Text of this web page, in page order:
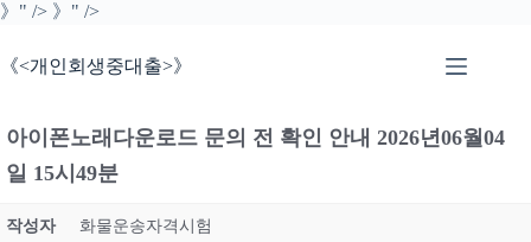
》" /> 》" />본
으
너
뛰
기
《<개인회생중대출>》
아이폰노래다운로드 문의 전 확인 안내 2026년06월04
일 15시49분
작성자 화물운송자격시험